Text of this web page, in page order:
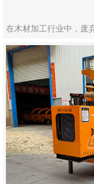
在木材加工行业中，废